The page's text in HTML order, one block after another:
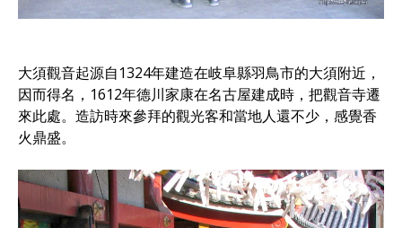
大須觀音起源自1324年建造在岐阜縣羽鳥市的大須附近，
因而得名，1612年德川家康在名古屋建成時，把觀音寺遷
來此處。造訪時來參拜的觀光客和當地人還不少，感覺香
火鼎盛。